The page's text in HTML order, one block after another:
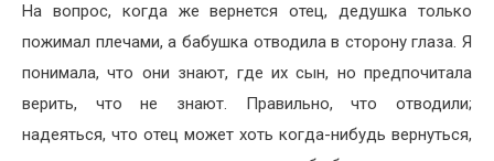
На вопрос, когда же вернется отец, дедушка только
пожимал плечами, а бабушка отводила в сторону глаза. Я
понимала, что они знают, где их сын, но предпочитала
верить, что не знают. Правильно, что отводили;
надеяться, что отец может хоть когда-нибудь вернуться,